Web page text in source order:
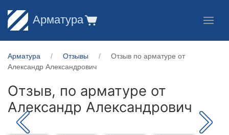
Арматура
Арматура Отзывы
Отзыв по арматуре от
Александр Александрович
Отзыв, по арматуре от
Александр Александрович